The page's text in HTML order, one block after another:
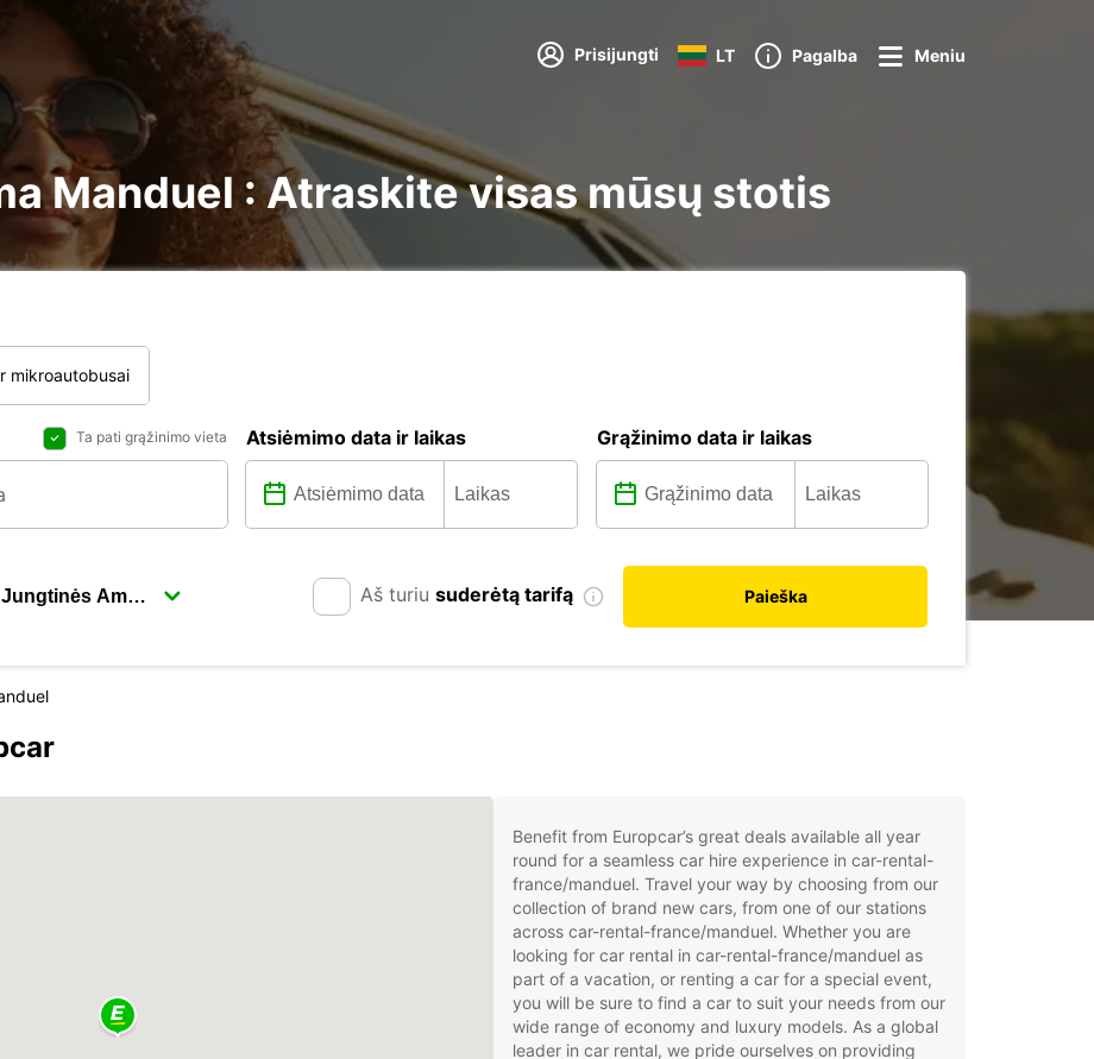
Prisijungti LT Pagalba Meniu
Manduel : Atraskite visas mūsų stotis
mikroautobusai
Ta pati grąžinimo vieta Atsiėmimo data ir laikas Grąžinimo data ir laikas
Aš turiu suderėtą tarifą Paieška
Benefit from Europcar’s great deals available all year
round for a seamless car hire experience in car-rental-
france/manduel. Travel your way by choosing from our
collection of brand new cars, from one of our stations
across car-rental-france/manduel. Whether you are
looking for car rental in car-rental-france/manduel as
part of a vacation, or renting a car for a special event,
you will be sure to find a car to suit your needs from our
wide range of economy and luxury models. As a global
leader in car rental, we pride ourselves on providing